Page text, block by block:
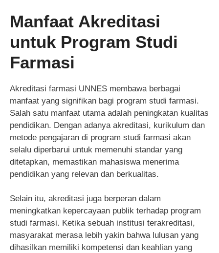
Manfaat Akreditasi
untuk Program Studi
Farmasi
Akreditasi farmasi UNNES membawa berbagai
manfaat yang signifikan bagi program studi farmasi.
Salah satu manfaat utama adalah peningkatan kualitas
pendidikan. Dengan adanya akreditasi, kurikulum dan
metode pengajaran di program studi farmasi akan
selalu diperbarui untuk memenuhi standar yang
ditetapkan, memastikan mahasiswa menerima
pendidikan yang relevan dan berkualitas.
Selain itu, akreditasi juga berperan dalam
meningkatkan kepercayaan publik terhadap program
studi farmasi. Ketika sebuah institusi terakreditasi,
masyarakat merasa lebih yakin bahwa lulusan yang
dihasilkan memiliki kompetensi dan keahlian yang